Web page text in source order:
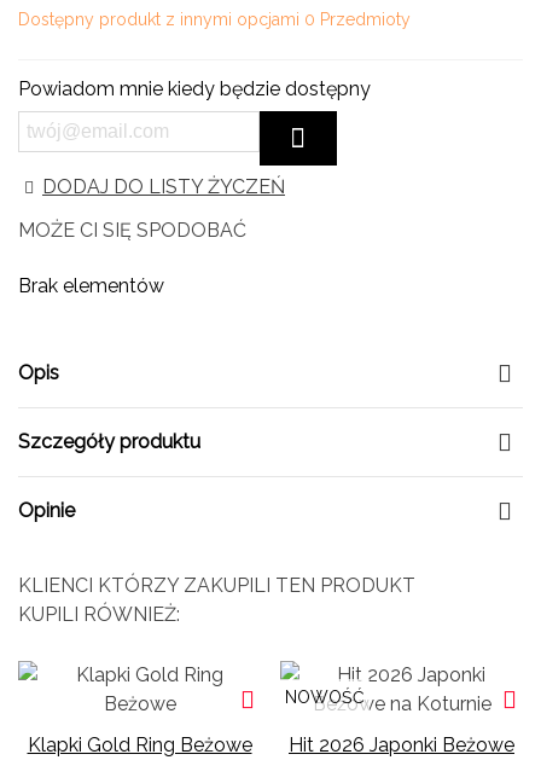
Dostępny produkt z innymi opcjami 0 Przedmioty
Powiadom mnie kiedy będzie dostępny
DODAJ DO LISTY ŻYCZEŃ
MOŻE CI SIĘ SPODOBAĆ
Brak elementów
Opis
Szczegóły produktu
Opinie
KLIENCI KTÓRZY ZAKUPILI TEN PRODUKT
KUPILI RÓWNIEŻ:
Klapki Gold Ring Beżowe
NOWOŚĆ
Hit 2026 Japonki Beżowe